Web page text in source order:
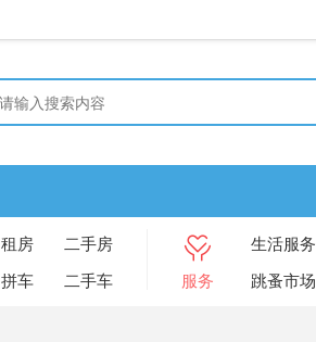
租房
二手房
拼车 二手车 服务
生活服务
跳蚤市场